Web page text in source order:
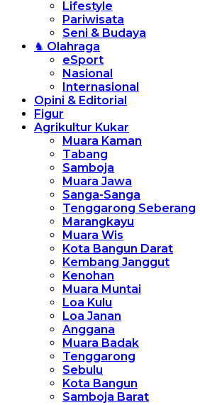
Lifestyle
Pariwisata
Seni & Budaya
♞ Olahraga
eSport
Nasional
Internasional
Opini & Editorial
Figur
Agrikultur Kukar
Muara Kaman
Tabang
Samboja
Muara Jawa
Sanga-Sanga
Tenggarong Seberang
Marangkayu
Muara Wis
Kota Bangun Darat
Kembang Janggut
Kenohan
Muara Muntai
Loa Kulu
Loa Janan
Anggana
Muara Badak
Tenggarong
Sebulu
Kota Bangun
Samboja Barat